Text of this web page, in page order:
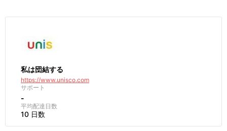
私は団結する
https://www.unisco.com
サポート
-
平均配達日数
10 日数